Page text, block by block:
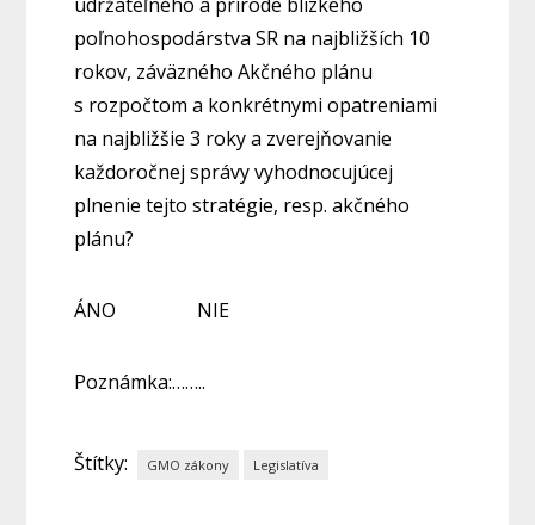
poľnohospodárstva SR na najbližších 10
rokov, záväzného Akčného plánu
s rozpočtom a konkrétnymi opatreniami
na najbližšie 3 roky a zverejňovanie
každoročnej správy vyhodnocujúcej
plnenie tejto stratégie, resp. akčného
plánu?
ÁNO NIE
Poznámka:……..
Štítky: GMO zákony Legislatíva